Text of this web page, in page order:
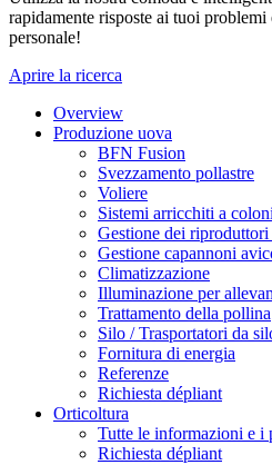
rapidamente risposte ai tuoi
personale!
Aprire la ricerca
Overview
Produzione uova
BFN Fusion
Svezzamento pollastre
Voliere
Sistemi arricchiti a
Gestione dei
Gestione capannoni
Climatizzazione
Illuminazione per
Trattamento della pollina
Silo / Trasportatori da
Fornitura di energia
Referenze
Richiesta dépliant
Orticoltura
Tutte le informazioni e i
Richiesta dépliant